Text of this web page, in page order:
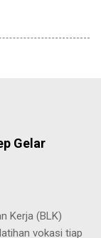
Gelar
Kerja (BLK)
vokasi tiap